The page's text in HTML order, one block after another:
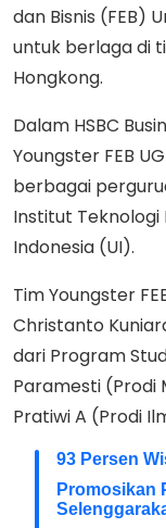
dan Bisnis (FEB)
untuk berlaga di
Hongkong.
Dalam HSBC
Youngster FEB
berbagai
Institut Teknologi
Indonesia (UI).
Tim Youngster
Christanto
dari Program
Paramesti (Prodi
Pratiwi A (Prodi
93 Persen
Promosikan